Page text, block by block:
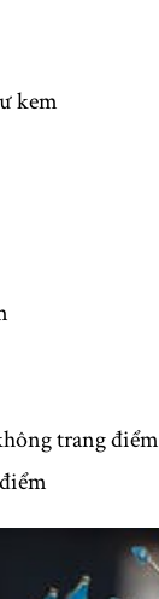
kem
trang điểm